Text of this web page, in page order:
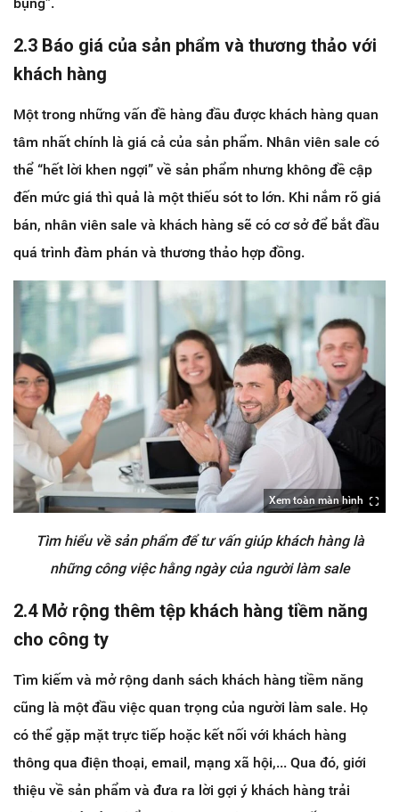
2.3 Báo giá của sản phẩm và thương thảo với
khách hàng
Một trong những vấn đề hàng đầu được khách hàng quan
tâm nhất chính là giá cả của sản phẩm. Nhân viên sale có
thể “hết lời khen ngợi” về sản phẩm nhưng không đề cập
đến mức giá thì quả là một thiếu sót to lớn. Khi nắm rõ giá
bán, nhân viên sale và khách hàng sẽ có cơ sở để bắt đầu
quá trình đàm phán và thương thảo hợp đồng.
Xem toàn màn hình
Tìm hiểu về sản phẩm để tư vấn giúp khách hàng là
những công việc hằng ngày của người làm sale
2.4 Mở rộng thêm tệp khách hàng tiềm năng
cho công ty
Tìm kiếm và mở rộng danh sách khách hàng tiềm năng
cũng là một đầu việc quan trọng của người làm sale. Họ
có thể gặp mặt trực tiếp hoặc kết nối với khách hàng
thông qua điện thoại, email, mạng xã hội,... Qua đó, giới
thiệu về sản phẩm và đưa ra lời gợi ý khách hàng trải